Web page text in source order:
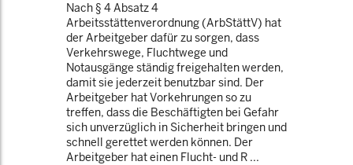
Nach § 4 Absatz 4
Arbeitsstättenverordnung (ArbStättV) hat
der Arbeitgeber dafür zu sorgen, dass
Verkehrswege, Fluchtwege und
Notausgänge ständig freigehalten werden,
damit sie jederzeit benutzbar sind. Der
Arbeitgeber hat Vorkehrungen so zu
treffen, dass die Beschäftigten bei Gefahr
sich unverzüglich in Sicherheit bringen und
schnell gerettet werden können. Der
Arbeitgeber hat einen Flucht- und R ...